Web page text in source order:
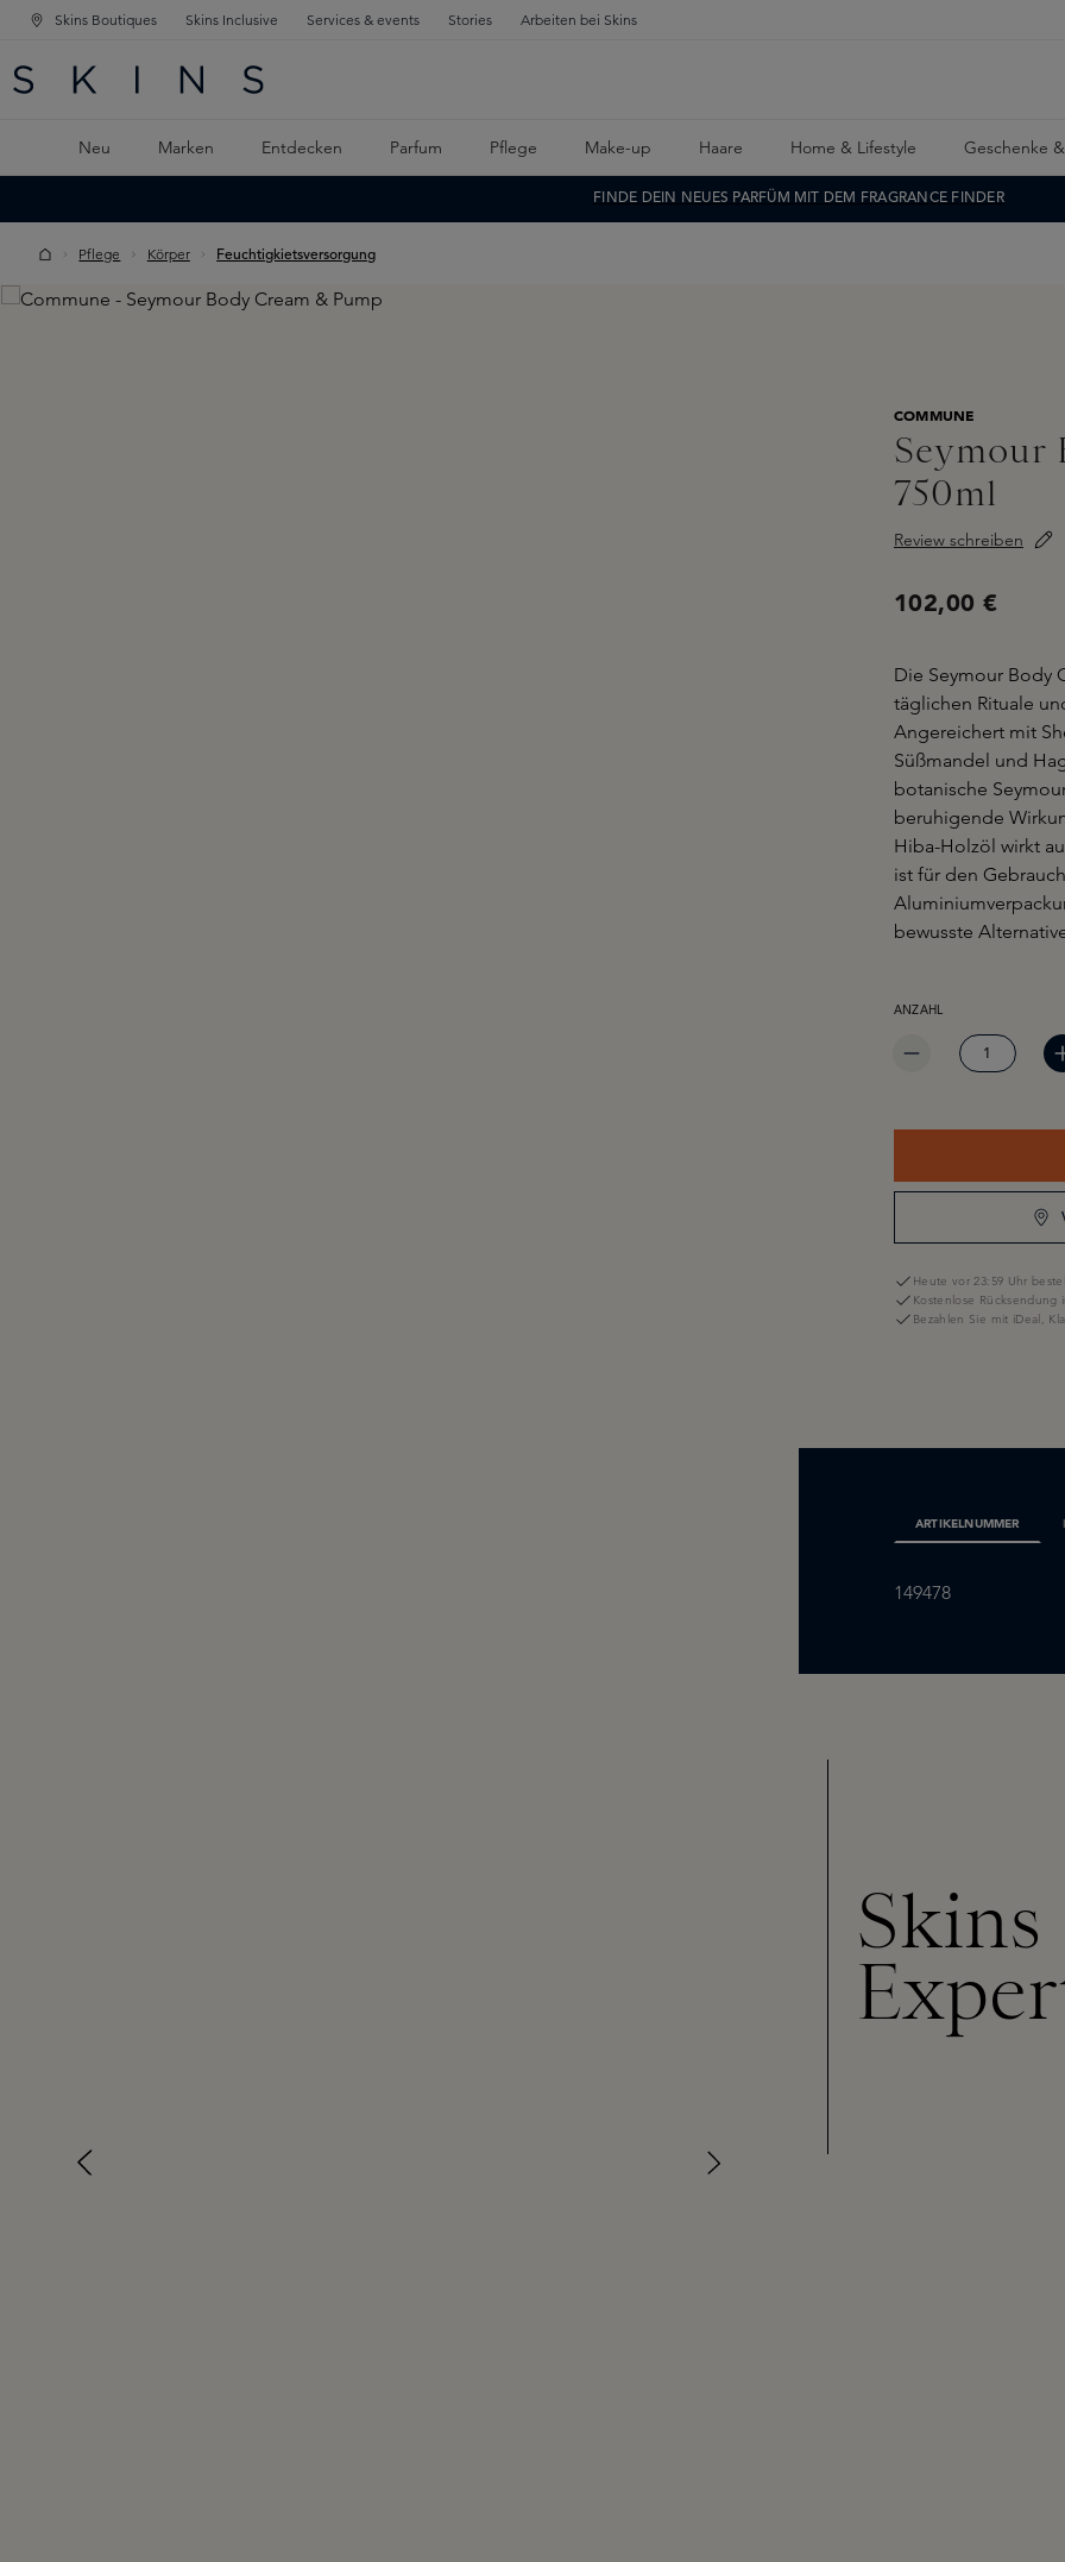
SPRINGEN
SPRINGEN
Skins Boutiques Skins Inclusive Services & events Stories Arbeiten bei Skins
Neu Marken Entdecken Parfum Pflege Make-up Haare Home & Lifestyle Geschenke
FINDE DEIN NEUES PARFÜM MIT DEM FRAGRANCE FINDER
Pflege Körper Feuchtigkietsversorgung
Skip image gallery
COMMUNE
Seymour
750ml
Review schreiben
102,00 €
Die Seymour Body
täglichen Rituale
Angereichert mit
Süßmandel und
botanische
beruhigende
Hiba-Holzöl wirkt
ist für den
bewusste
PRODUKT ANZAHL: GIB
ANZAHL
Heute vor 23:59 Uhr
Kostenlose Rücksendung
Bezahlen Sie mit iDeal,
ARTIKELNUMMER
149478
Skins